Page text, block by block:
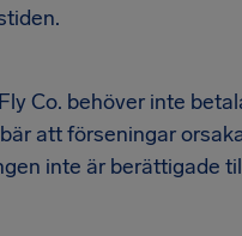
Co. behöver inte
att förseningar
inte är berättigade